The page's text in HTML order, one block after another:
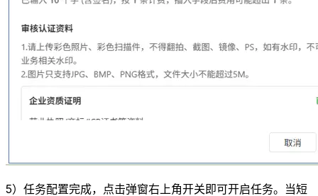
5）任务配置完成，点击弹窗右上角开关即可开启任务。当短